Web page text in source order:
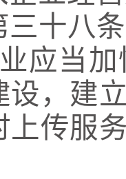
三十八
应当
设，建
上传服